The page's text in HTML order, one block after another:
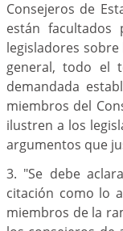
Consejeros de
están
legisladores
general, todo el
demandada
miembros del
ilustren a los
argumentos que
3. "Se debe
citación como lo
miembros de la